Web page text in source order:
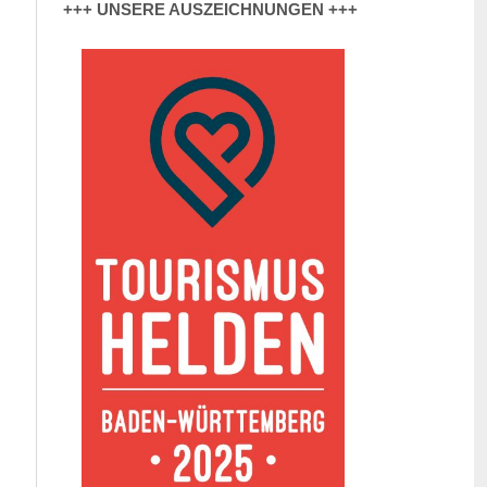
+++ UNSERE AUSZEICHNUNGEN +++